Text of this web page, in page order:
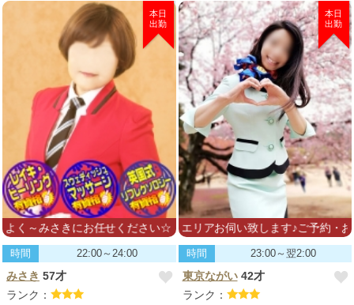
本日
出勤
さきにお任せください☆
時間 22:00～24:00
みさき 57才
ランク：
本日
出勤
東京、埼玉、千葉エリアお伺い致します♪ご予約・お問い合
時間 23:00～翌2:00
東京ながい42才
ランク：